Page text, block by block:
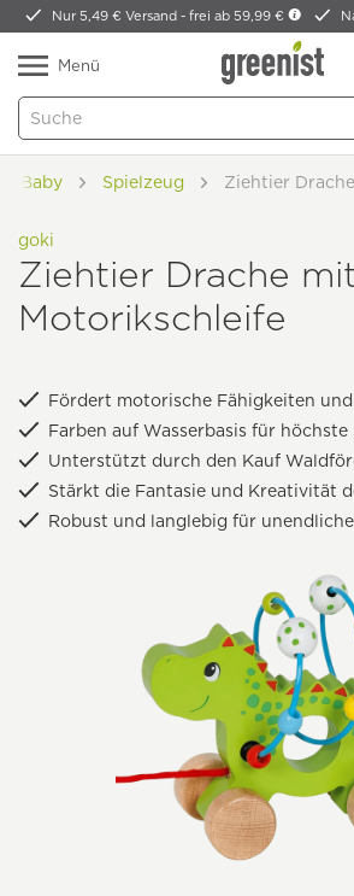
Nur 5,49 € Versand -frei ab 59,99 €
Menü
Baby Spielzeug Ziehtier
goki
Ziehtier Drache
Motorikschleife
Fördert motorische Fähigkeiten
Farben auf Wasserbasis für höchste
Unterstützt durch den Kauf
Stärkt die Fantasie und Kreativität
Robust und langlebig für